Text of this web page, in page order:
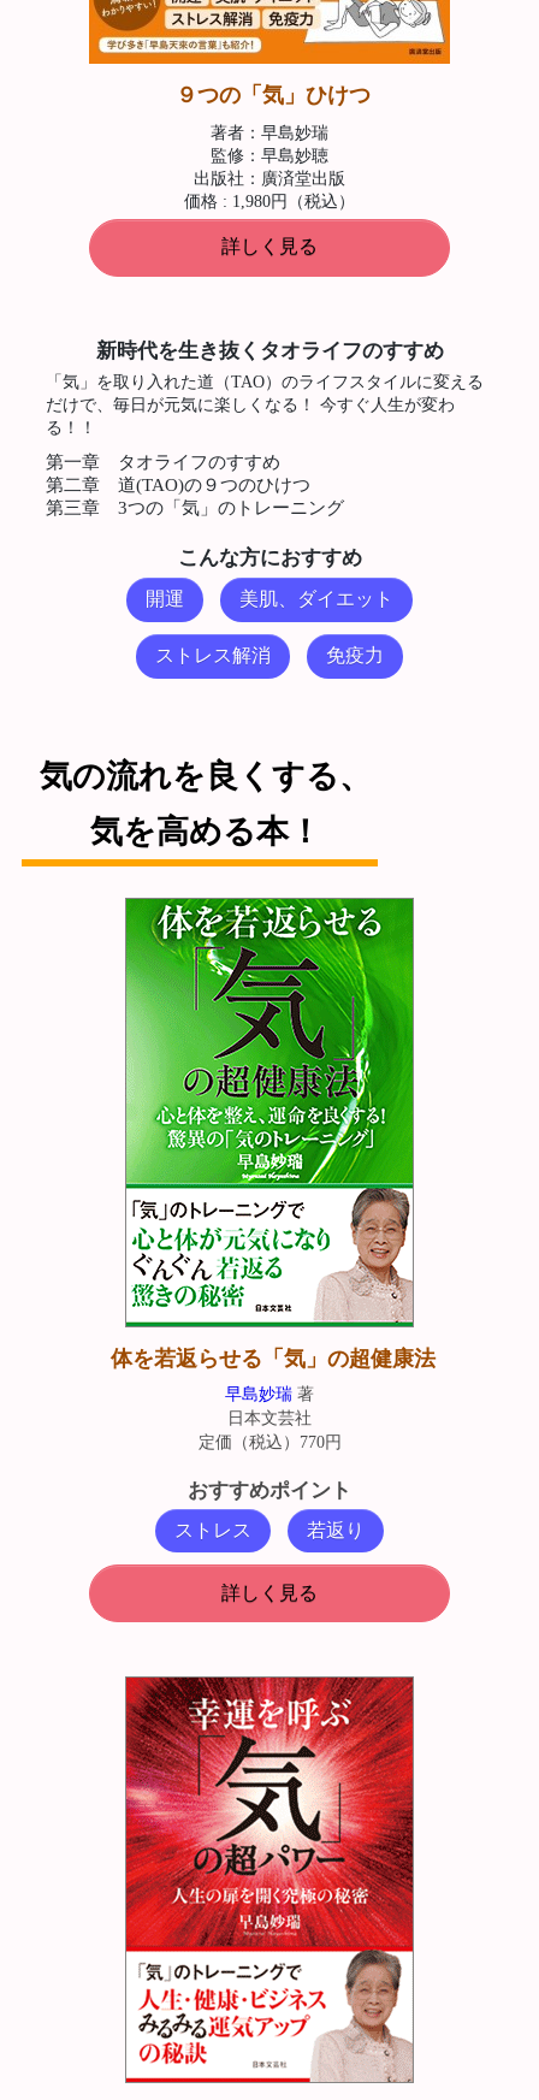
９つの「気」ひけつ
著者：早島妙瑞
監修：早島妙聴
出版社：廣済堂出版
価格 : 1,980円（税込）
詳しく見る
新時代を生き抜くタオライフのすすめ
「気」を取り入れた道（TAO）のライフスタイルに変える
だけで、毎日が元気に楽しくなる！ 今すぐ人生が変わ
る！！
第一章 タオライフのすすめ
第二章 道(TAO)の９つのひけつ
第三章 3つの「気」のトレーニング
こんな方におすすめ
開運 美肌、ダイエット
ストレス解消 免疫力
気の流れを良くする、
気を高める本！
体を若返らせる「気」の超健康法
早島妙瑞 著
日本文芸社
定価（税込）770円
おすすめポイント
ストレス 若返り
詳しく見る